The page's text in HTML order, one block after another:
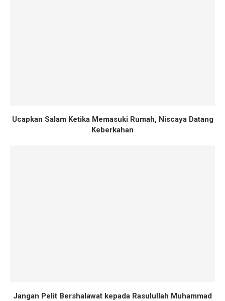
Ucapkan Salam Ketika Memasuki Rumah, Niscaya Datang
Keberkahan
Jangan Pelit Bershalawat kepada Rasulullah Muhammad